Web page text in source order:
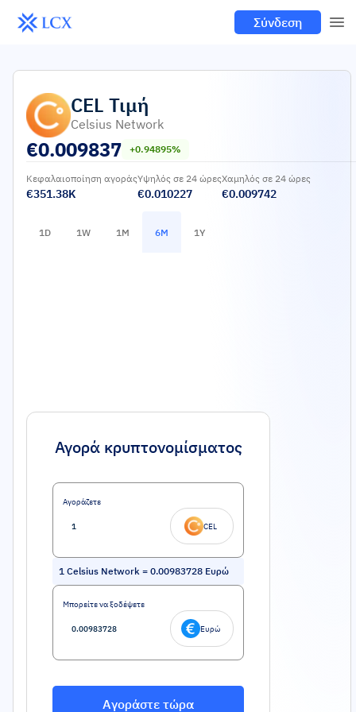
Σύνδεση
CEL Τιμή
Celsius Network
€0.009837 +0.94895%
Κεφαλαιοποίηση αγοράς
€351.38K
Υψηλός σε 24 ώρες
€0.010227
Χαμηλός σε 24 ώρες
€0.009742
1D 1W 1M 6M 1Y
Αγορά κρυπτονομίσματος
Αγοράζετε
CEL
1 Celsius Network = 0.00983728 Ευρώ
Μπορείτε να ξοδέψετε
Ευρώ
Αγοράστε τώρα